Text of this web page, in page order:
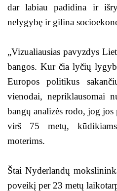
dar labiau padidina ir
nelygybę ir gilina
„Vizualiausias pavyzdys
bangos. Kur čia lyčių
Europos politikus
vienodai, nepriklausomai
bangų analizės rodo, jog
virš 75 metų,
moterims.
Štai Nyderlandų
poveikį per 23 metų